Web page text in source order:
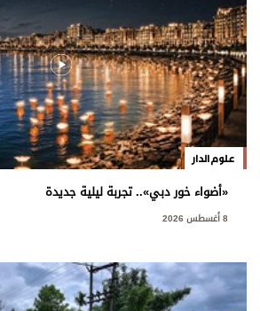
علوم الدار
«أضواء خور دبي».. تجربة ليلية جديدة
8 أغسطس 2026